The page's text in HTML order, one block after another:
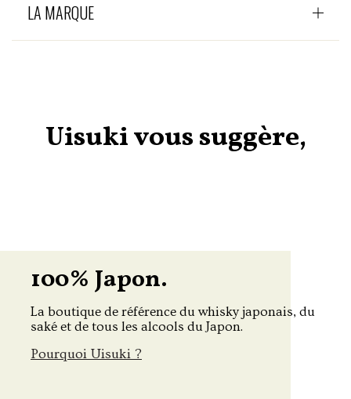
LA MARQUE
Uisuki vous suggère,
100% Japon.
La boutique de référence du whisky japonais, du
saké et de tous les alcools du Japon.
Pourquoi Uisuki ?